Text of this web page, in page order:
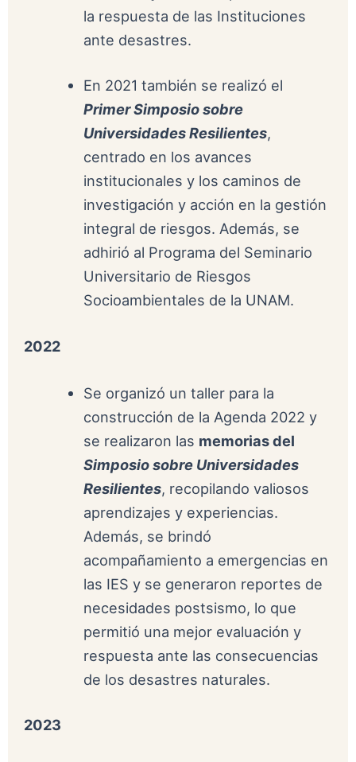
la respuesta de las Instituciones
ante desastres.
En 2021 también se realizó el
Primer Simposio sobre
Universidades Resilientes,
centrado en los avances
institucionales y los caminos de
investigación y acción en la gestión
integral de riesgos. Además, se
adhirió al Programa del Seminario
Universitario de Riesgos
Socioambientales de la UNAM.
2022
Se organizó un taller para la
construcción de la Agenda 2022 y
se realizaron las memorias del
Simposio sobre Universidades
Resilientes, recopilando valiosos
aprendizajes y experiencias.
Además, se brindó
acompañamiento a emergencias en
las IES y se generaron reportes de
necesidades postsismo, lo que
permitió una mejor evaluación y
respuesta ante las consecuencias
de los desastres naturales.
2023